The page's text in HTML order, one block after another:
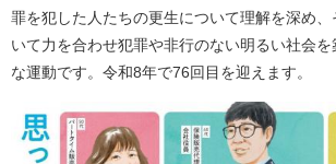
罪を犯した人たちの更生について理解を深め
いて力を合わせ犯罪や非行のない明るい社会
な運動です。令和8年で76回目を迎えます。